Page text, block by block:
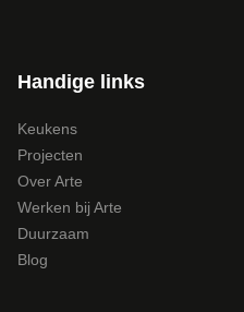
Handige links
Keukens
Projecten
Over Arte
Werken bij Arte
Duurzaam
Blog